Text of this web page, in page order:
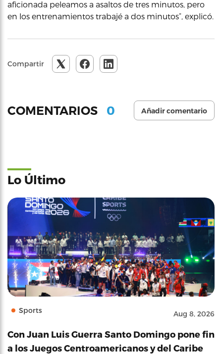
aficionada peleamos a asaltos de tres minutos, pero
en los entrenamientos trabajé a dos minutos”, explicó.
Compartir
COMENTARIOS 0 Añadir comentario
Lo Último
Sports Aug 8, 2026
Con Juan Luis Guerra Santo Domingo pone fin
a los Juegos Centroamericanos y del Caribe